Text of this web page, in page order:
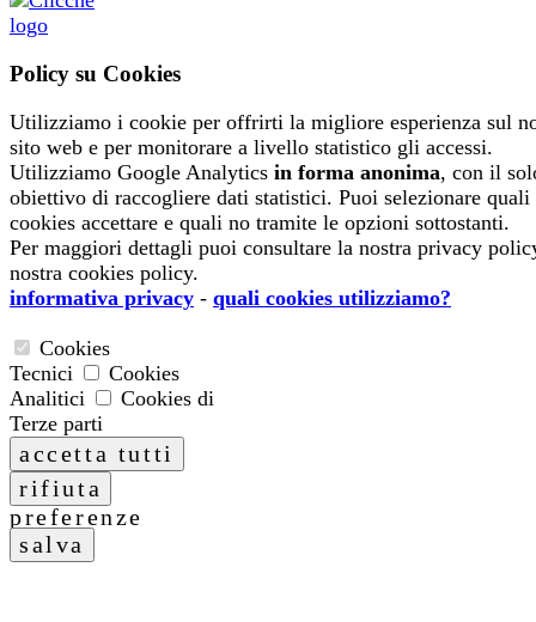
Policy su Cookies
Utilizziamo i cookie per offrirti la migliore esperienza sul
sito web e per monitorare a livello statistico gli accessi.
Utilizziamo Google Analytics in forma anonima, con il
obiettivo di raccogliere dati statistici. Puoi selezionare quali
cookies accettare e quali no tramite le opzioni sottostanti.
Per maggiori dettagli puoi consultare la nostra privacy
nostra cookies policy.
informativa privacy - quali cookies utilizziamo?
Cookies
Tecnici
Cookies
Analitici
Cookies di
Terze parti
preferenze